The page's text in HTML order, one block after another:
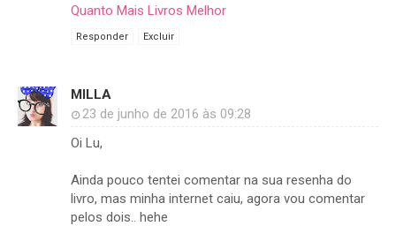
Quanto Mais Livros Melhor
Responder Excluir
MILLA
23 de junho de 2016 às 09:28
Oi Lu,
Ainda pouco tentei comentar na sua resenha do
livro, mas minha internet caiu, agora vou comentar
pelos dois.. hehe